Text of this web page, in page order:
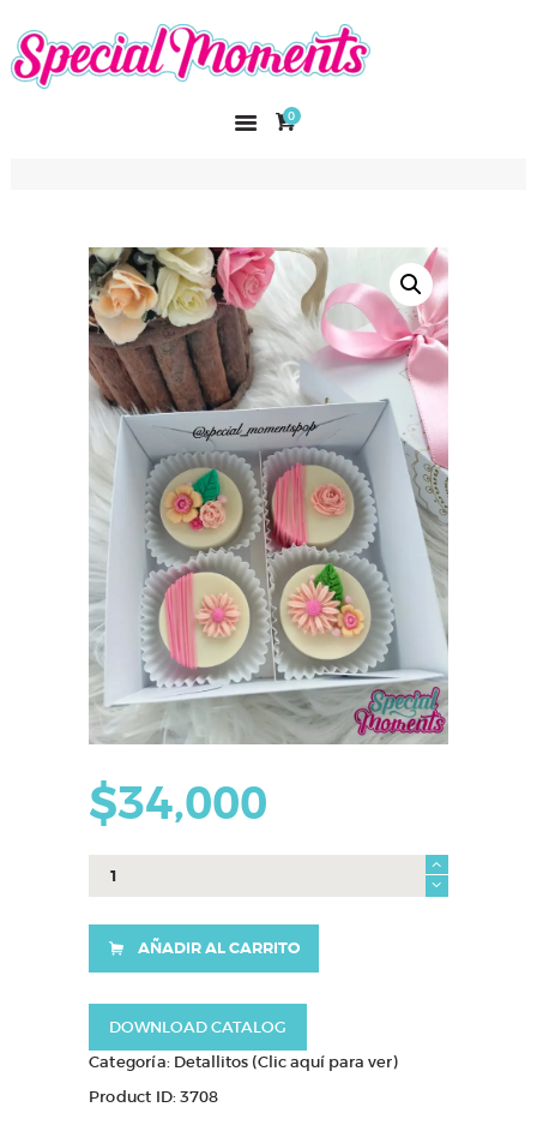
0
SPECIAL MOMENTS
El amor hecho arte
CURSOS
CONTACTO
$34,000
Caja
AÑADIR AL CARRITO
DOWNLOAD CATALOG
Categoría: Detallitos (Clic aquí para ver)
Product ID:3708